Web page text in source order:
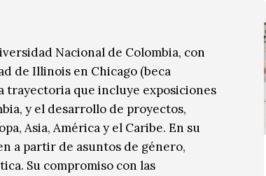
Nacional de Colombia, con
de Illinois en Chicago (beca
trayectoria que incluye exposiciones
y el desarrollo de proyectos,
Asia, América y el Caribe. En su
a partir de asuntos de género,
Su compromiso con las